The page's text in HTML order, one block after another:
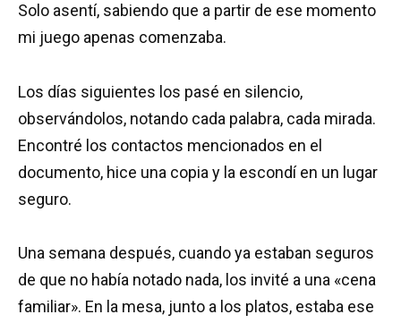
Solo asentí, sabiendo que a partir de ese momento
mi juego apenas comenzaba.
Los días siguientes los pasé en silencio,
observándolos, notando cada palabra, cada mirada.
Encontré los contactos mencionados en el
documento, hice una copia y la escondí en un lugar
seguro.
Una semana después, cuando ya estaban seguros
de que no había notado nada, los invité a una «cena
familiar». En la mesa, junto a los platos, estaba ese